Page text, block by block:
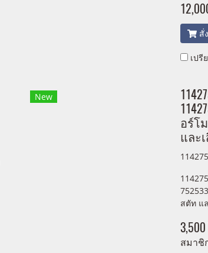
สั่
เปรี
New
อร์โ
และ
สตัท แ
3,500
สมาชิ